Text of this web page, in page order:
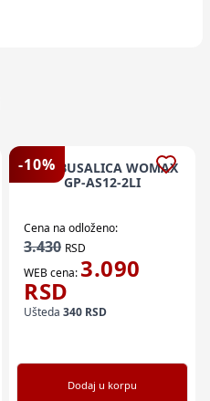
-10%
AKU BUSALICA WOMAX
GP-AS12-2LI
Cena na odloženo:
3.430 RSD
WEB cena:3.090
RSD
Ušteda 340 RSD
Dodaj u korpu